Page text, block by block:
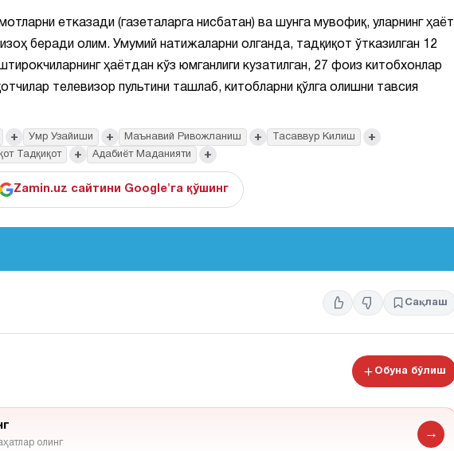
етказади (газеталарга нисбатан) ва шунга мувофиқ, уларнинг ҳаёт
беради олим. Умумий натижаларни олганда, тадқиқот ўтказилган 12
ҳаётдан кўз юмганлиги кузатилган, 27 фоиз китобхонлар
телевизор пультини ташлаб, китобларни қўлга олишни тавсия
+ Умр Узайиши + Маънавий Ривожланиш + Тасаввур Килиш +
Тадқиқот + Адабиёт Маданияти +
Zamin.uz сайтини Google'га қўшинг
Сақлаш
Обуна бўлиш
олинг
→